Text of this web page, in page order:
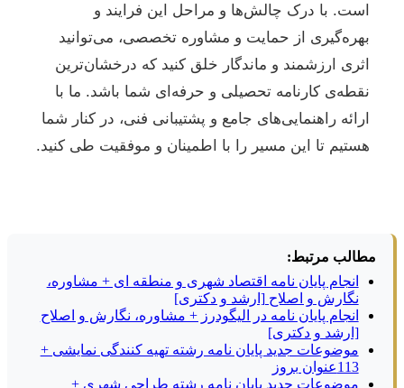
است. با درک چالش‌ها و مراحل این فرایند و
بهره‌گیری از حمایت و مشاوره تخصصی، می‌توانید
اثری ارزشمند و ماندگار خلق کنید که درخشان‌ترین
نقطه‌ی کارنامه تحصیلی و حرفه‌ای شما باشد. ما با
ارائه راهنمایی‌های جامع و پشتیبانی فنی، در کنار شما
هستیم تا این مسیر را با اطمینان و موفقیت طی کنید.
مطالب مرتبط:
انجام پایان نامه اقتصاد شهری و منطقه ای + مشاوره،
نگارش و اصلاح [ارشد و دکتری]
انجام پایان نامه در الیگودرز + مشاوره، نگارش و اصلاح
[ارشد و دکتری]
موضوعات جدید پایان نامه رشته تهیه کنندگی نمایشی +
113عنوان بروز
موضوعات جدید پایان نامه رشته طراحی شهری +